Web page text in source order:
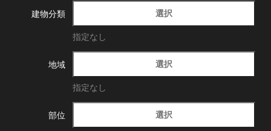
建物分類 選択
指定なし
地域 選択
指定なし
部位 選択